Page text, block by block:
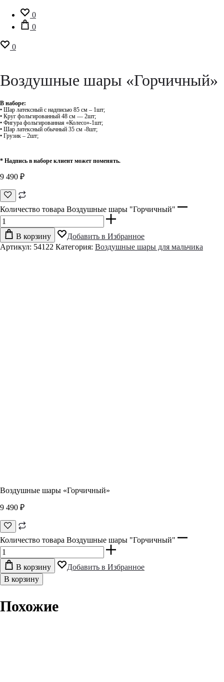
0
0
0
Воздушные шары «Горчичный»
В наборе:
• Шар латексный с надписью 85 см – 1шт;
• Круг фольгированный 48 см — 2шт;
• Фигура фольгированная «Колесо»-1шт;
• Шар латексный обычный 35 см -8шт;
• Грузик – 2шт;
* Надпись в наборе клиент может поменять.
9 490 ₽
Количество товара Воздушные шары "Горчичный"
В корзину
Добавить в Избранное
Артикул: 54122 Категория: Воздушные шары для мальчика
Воздушные шары «Горчичный»
9 490 ₽
Количество товара Воздушные шары "Горчичный"
В корзину
Добавить в Избранное
В корзину
Похожие